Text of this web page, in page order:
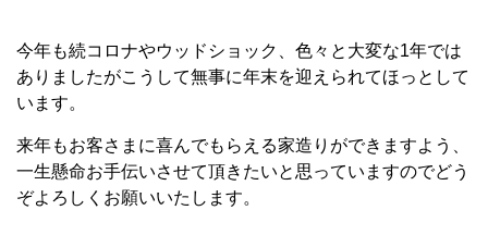
今年も続コロナやウッドショック、色々と大変な1年では
ありましたがこうして無事に年末を迎えられてほっとして
います。
来年もお客さまに喜んでもらえる家造りができますよう、
一生懸命お手伝いさせて頂きたいと思っていますのでどう
ぞよろしくお願いいたします。